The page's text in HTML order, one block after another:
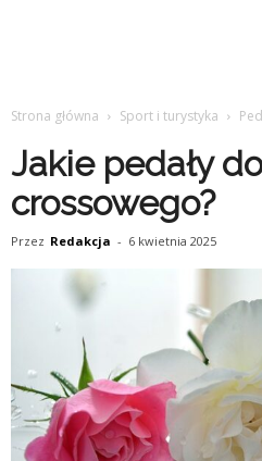
Strona główna Sport i turystyka
Jakie pedały
crossowego?
Przez Redakcja - 6 kwietnia 2025